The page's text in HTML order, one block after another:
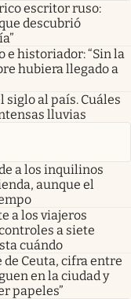
escritor ruso:
descubrió
e historiador: “Sin la
hubiera llegado a
siglo al país. Cuáles
lluvias
a los inquilinos
aunque el
a los viajeros
a siete
cuándo
Ceuta, cifra entre
en la ciudad y
papeles”